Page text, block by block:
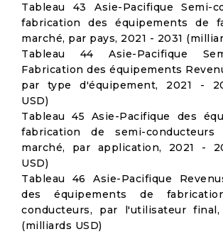
Tableau 43 Asie-Pacifique Semi-
fabrication des équipements de
marché, par pays, 2021 - 2031
Tableau 44 Asie-Pacifique
Fabrication des équipements
par type d'équipement, 2021 -
USD)
Tableau 45 Asie-Pacifique des
fabrication de semi-conducteurs
marché, par application, 2021 -
USD)
Tableau 46 Asie-Pacifique
des équipements de
conducteurs, par l'utilisateur
(milliards USD)